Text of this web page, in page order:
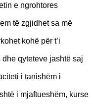
e ngrohtores
të zgjidhet sa më
kohë për t’i
qyteteve jashtë saj
i tanishëm i
i mjaftueshëm, kurse